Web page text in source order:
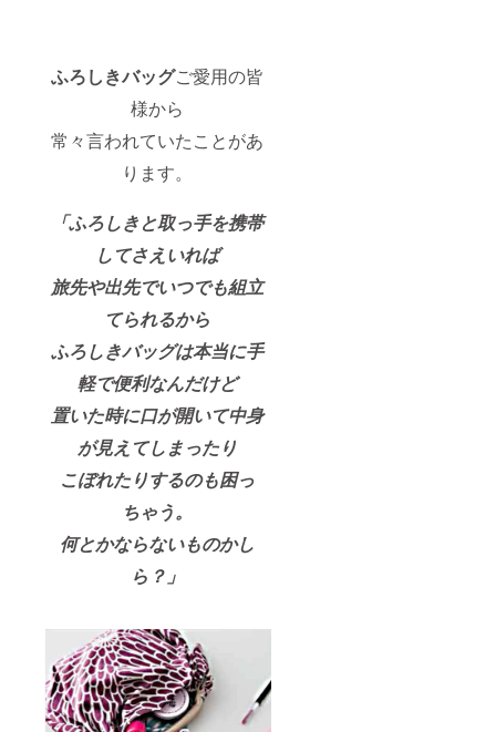
ふろしきバッグご愛用の皆
様から
常々言われていたことがあ
ります。
「ふろしきと取っ手を携帯
してさえいれば
旅先や出先でいつでも組立
てられるから
ふろしきバッグは本当に手
軽で便利なんだけど
置いた時に口が開いて中身
が見えてしまったり
こぼれたりするのも困っ
ちゃう。
何とかならないものかし
ら？」